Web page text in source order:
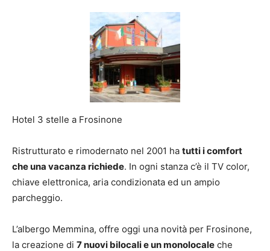
Hotel 3 stelle a Frosinone
Ristrutturato e rimodernato nel 2001 ha tutti i comfort
che una vacanza richiede. In ogni stanza c’è il TV color,
chiave elettronica, aria condizionata ed un ampio
parcheggio.
L’albergo Memmina, offre oggi una novità per Frosinone,
la creazione di 7 nuovi bilocali e un monolocale che